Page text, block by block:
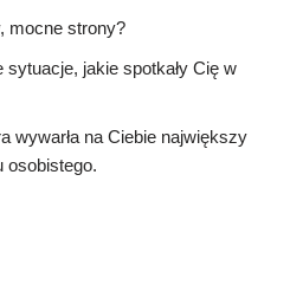
mocne strony?
jakie spotkały Cię w
wywarła na Ciebie największy
osobistego.